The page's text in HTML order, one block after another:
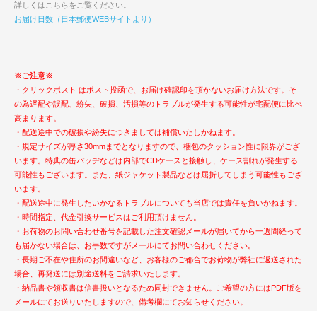
詳しくはこちらをご覧ください。
お届け日数（日本郵便WEBサイトより）
※ご注意※
・クリックポスト はポスト投函で、お届け確認印を頂かないお届け方法です。そ
の為遅配や誤配、紛失、破損、汚損等のトラブルが発生する可能性が宅配便に比べ
高まります。
・配送途中での破損や紛失につきましては補償いたしかねます。
・規定サイズが厚さ30mmまでとなりますので、梱包のクッション性に限界がござ
います。特典の缶バッヂなどは内部でCDケースと接触し、ケース割れが発生する
可能性もございます。また、紙ジャケット製品などは屈折してしまう可能性もござ
います。
・配送途中に発生したいかなるトラブルについても当店では責任を負いかねます。
・時間指定、代金引換サービスはご利用頂けません。
・お荷物のお問い合わせ番号を記載した注文確認メールが届いてから一週間経って
も届かない場合は、お手数ですがメールにてお問い合わせください。
・長期ご不在や住所のお間違いなど、お客様のご都合でお荷物が弊社に返送された
場合、再発送には別途送料をご請求いたします。
・納品書や領収書は信書扱いとなるため同封できません。ご希望の方にはPDF版を
メールにてお送りいたしますので、備考欄にてお知らせください。